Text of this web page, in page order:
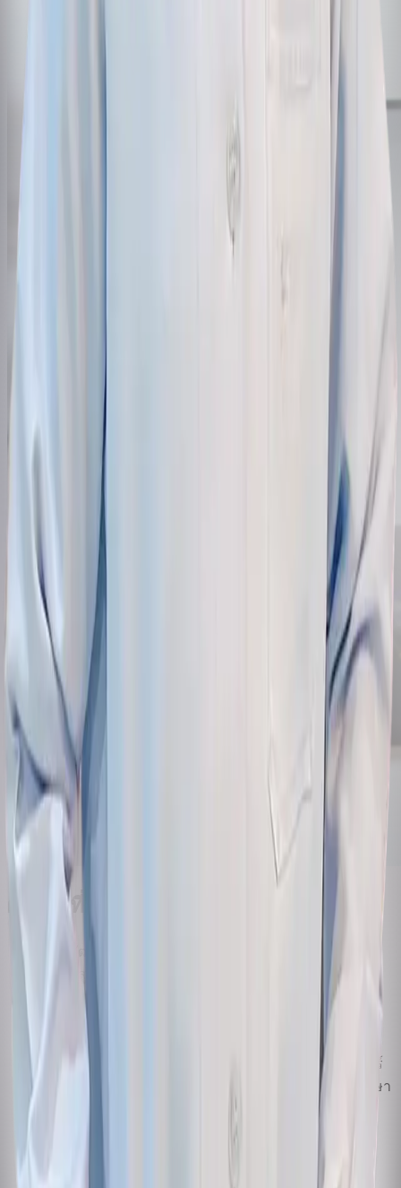
ผลงานที่มีต่อวงการรากฟันเทียม
ให้ผู้ที่สูญเสียฟันทั้งขากรรไกรกลับมามีฟันติดแน่นได้ใน
วันเดียว
งานวิจัยด้านการปลูกกระดูก เพื่อเพิ่มปริมาณกระดูกขา
กรรไกรสำหรับการฝังรากฟันเทียม
การผสานทันตกรรมดิจิทัล การวางแผนด้วยคอมพิวเตอร์
และการผ่าตัดด้วยระบบนำทาง เข้าเป็นแนวทางการรักษา